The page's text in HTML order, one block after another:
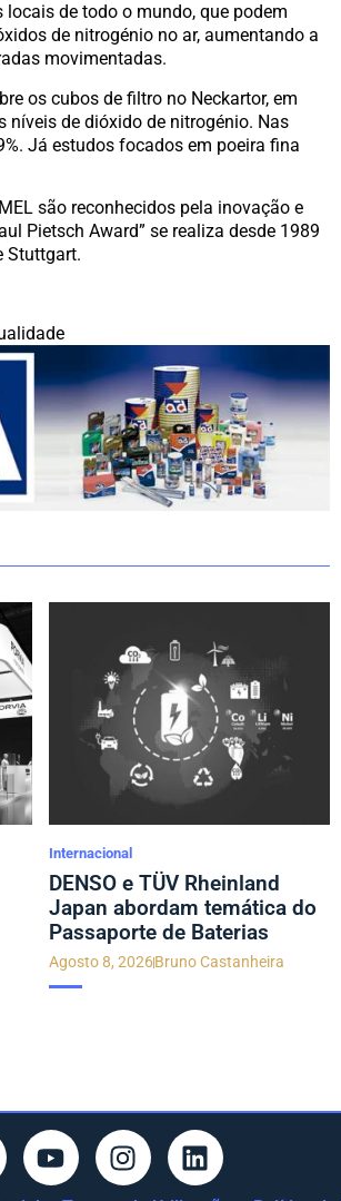
de todo o mundo, que podem
de nitrogénio no ar, aumentando a
movimentadas.
os cubos de filtro no Neckartor, em
níveis de dióxido de nitrogénio. Nas
Já estudos focados em poeira fina
são reconhecidos pela inovação e
Pietsch Award” se realiza desde 1989
Stuttgart.
Internacional
DENSO e TÜV Rheinland
Japan abordam temática do
Passaporte de Baterias
Agosto 8, 2026Bruno Castanheira